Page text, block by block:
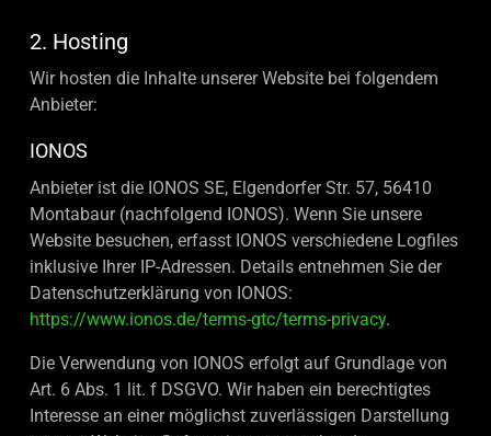
2. Hosting
Wir hosten die Inhalte unserer Website bei folgendem
Anbieter:
IONOS
Anbieter ist die IONOS SE, Elgendorfer Str. 57, 56410
Montabaur (nachfolgend IONOS). Wenn Sie unsere
Website besuchen, erfasst IONOS verschiedene Logfiles
inklusive Ihrer IP-Adressen. Details entnehmen Sie der
Datenschutzerklärung von IONOS:
https://www.ionos.de/terms-gtc/terms-privacy.
Die Verwendung von IONOS erfolgt auf Grundlage von
Art. 6 Abs. 1 lit. f DSGVO. Wir haben ein berechtigtes
Interesse an einer möglichst zuverlässigen Darstellung